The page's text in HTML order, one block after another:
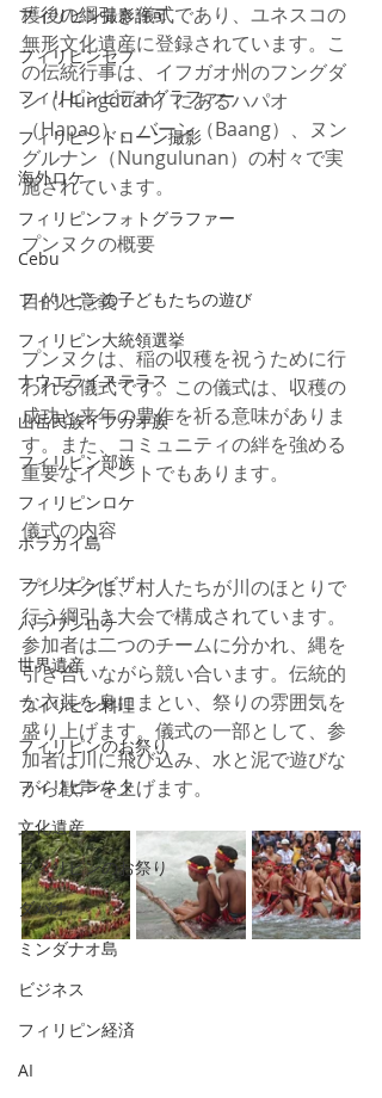
フィリピン撮影許可
フィリピンセブ
フィリピンビデオグラファー
フィリピンドローン撮影
海外ロケ
フィリピンフォトグラファー
Cebu
フィリピンの子どもたちの遊び
フィリピン大統領選挙
ナウエライステラス
山岳民族イフガオ族
フィリピン部族
フィリピンロケ
ボラカイ島
フィリピンビザ
パラワンロケ
世界遺産
フィリピン料理
フィリピンのお祭り
フィリピンネタ
文化遺産
フィリピンのお祭り
ダバオ
ミンダナオ島
ビジネス
フィリピン経済
AI
穫後の綱引き儀式であり、ユネスコの
無形文化遺産に登録されています。こ
の伝統行事は、イフガオ州のフングダ
ン（Hungduan）にあるハパオ
（Hapao）、バーン（Baang）、ヌン
グルナン（Nungulunan）の村々で実
施されています。
プンヌクの概要
目的と意義
プンヌクは、稲の収穫を祝うために行
われる儀式です。この儀式は、収穫の
成功と来年の豊作を祈る意味がありま
す。また、コミュニティの絆を強める
重要なイベントでもあります。
儀式の内容
プンヌクは、村人たちが川のほとりで
行う綱引き大会で構成されています。
参加者は二つのチームに分かれ、縄を
引き合いながら競い合います。伝統的
な衣装を身にまとい、祭りの雰囲気を
盛り上げます。儀式の一部として、参
加者は川に飛び込み、水と泥で遊びな
がら歓声を上げます。